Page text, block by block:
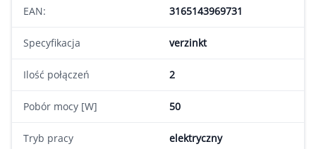
EAN: 3165143969731
Specyfikacja verzinkt
Ilość połączeń 2
Pobór mocy [W] 50
Tryb pracy elektryczny